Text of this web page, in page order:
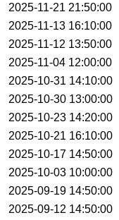
2025-11-21 21:50:00
2025-11-13 16:10:00
2025-11-12 13:50:00
2025-11-04 12:00:00
2025-10-31 14:10:00
2025-10-30 13:00:00
2025-10-23 14:20:00
2025-10-21 16:10:00
2025-10-17 14:50:00
2025-10-03 10:00:00
2025-09-19 14:50:00
2025-09-12 14:50:00